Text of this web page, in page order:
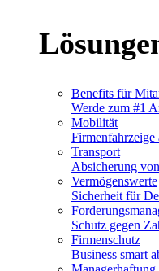
Benefits für
Werde zum #1
Mobilität
Firmenfahrzeige
Transport
Absicherung
Vermögenswerte
Sicherheit für
Schutz gegen
Firmenschutz
Business smart